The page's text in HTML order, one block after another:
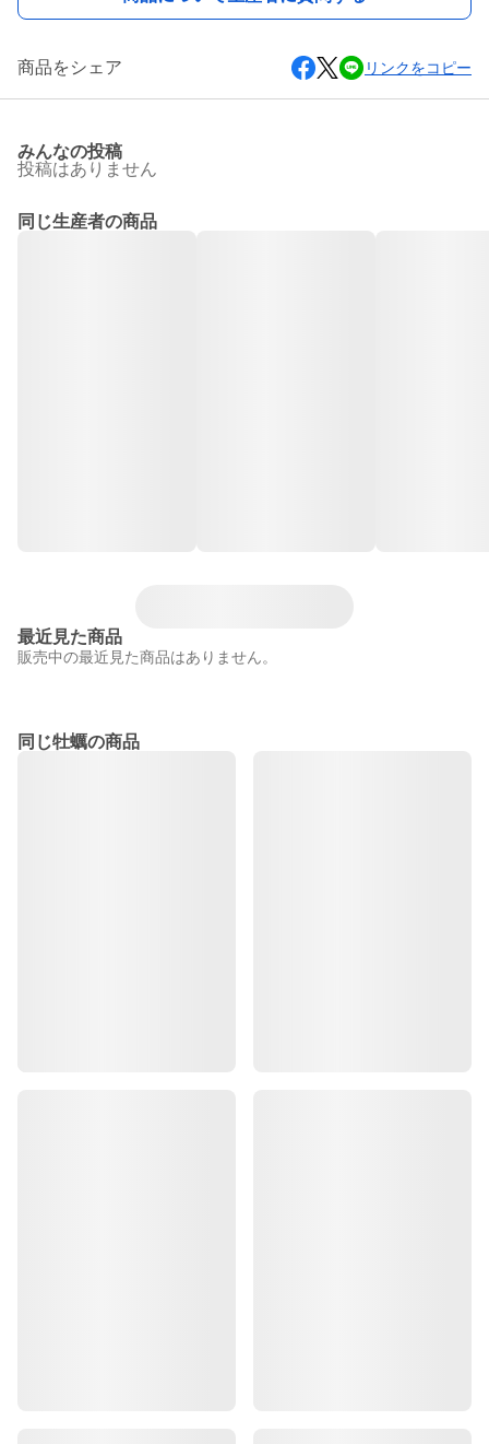
商品をシェア リンクをコピー
みんなの投稿
投稿はありません
同じ生産者の商品
最近見た商品
販売中の最近見た商品はありません。
同じ牡蠣の商品